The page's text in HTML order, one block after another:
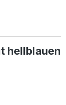
hellblauen